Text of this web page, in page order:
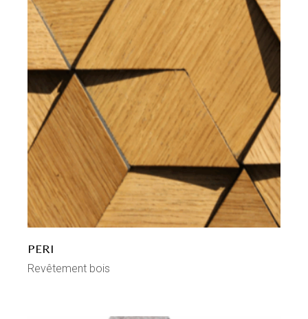
PERI
Revêtement bois